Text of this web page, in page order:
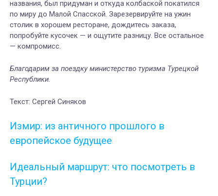
названия, был придуман и откуда колбаской покатился
по миру до Малой Спасской. Зарезервируйте на ужин
столик в хорошем ресторане, дождитесь заказа,
попробуйте кусочек — и ощутите разницу. Все остальное
— компромисс.
Благодарим за поездку министерство туризма Турецкой
Республики.
Текст: Сергей Синяков
Измир: из античного прошлого в
европейское будущее
Идеальный маршрут: что посмотреть в
Турции?